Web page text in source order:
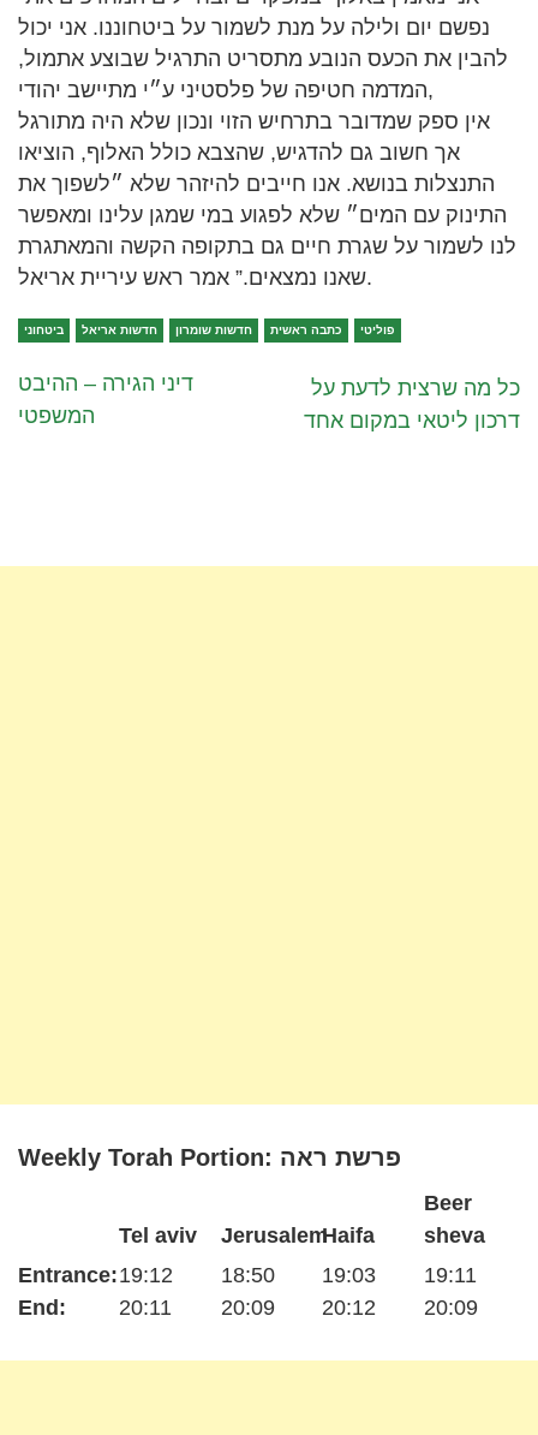
נפשם יום ולילה על מנת לשמור על ביטחוננו. אני יכול
להבין את הכעס הנובע מתסריט התרגיל שבוצע אתמול,
המדמה חטיפה של פלסטיני ע״י מתיישב יהודי,
אין ספק שמדובר בתרחיש הזוי ונכון שלא היה מתורגל
אך חשוב גם להדגיש, שהצבא כולל האלוף, הוציאו
התנצלות בנושא. אנו חייבים להיזהר שלא ״לשפוך את
התינוק עם המים״ שלא לפגוע במי שמגן עלינו ומאפשר
לנו לשמור על שגרת חיים גם בתקופה הקשה והמאתגרת
שאנו נמצאים.” אמר ראש עיריית אריאל.
ביטחוני חדשות אריאל חדשות שומרון כתבה ראשית פוליטי
דיני הגירה – ההיבט
המשפטי
כל מה שרצית לדעת על
דרכון ליטאי במקום אחד
Weekly Torah Portion: פרשת ראה
Entrance:
End:
Tel aviv
19:12
20:11
Jerusalem
18:50
20:09
Haifa
19:03
20:12
Beer
sheva
19:11
20:09